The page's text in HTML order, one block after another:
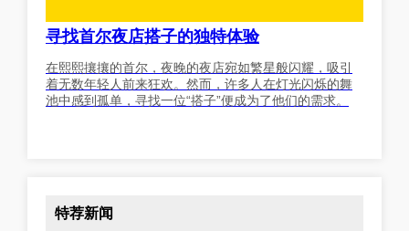
寻找首尔夜店搭子的独特体验
在熙熙攘攘的首尔，夜晚的夜店宛如繁星般闪耀，吸引
着无数年轻人前来狂欢。然而，许多人在灯光闪烁的舞
池中感到孤单，寻找一位“搭子”便成为了他们的需求。
特荐新闻